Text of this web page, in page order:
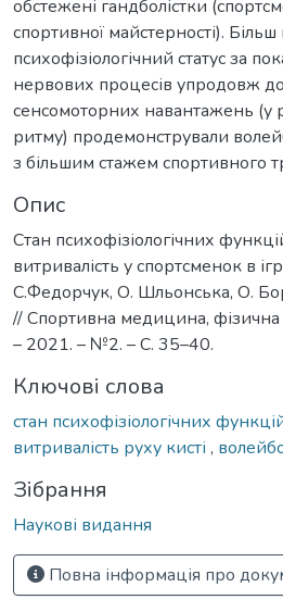
обстежені гандболістки
спортивної майстерності).
психофізіологічний статус за
нервових процесів упродовж
сенсомоторних навантажень (у
ритму) продемонстрували
з більшим стажем спортивного
Опис
Стан психофізіологічних
витривалість у спортсменок в
С.Федорчук, О. Шльонська, О.
// Спортивна медицина, фізична
– 2021. – №2. – С. 35–40.
Ключові слова
стан психофізіологічних
витривалість руху кисті ,
Зібрання
Наукові видання
Повна інформація про